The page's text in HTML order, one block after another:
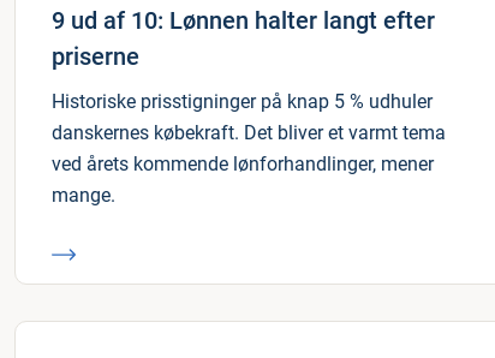
9 ud af 10: Lønnen halter langt efter
priserne
Historiske prisstigninger på knap 5 % udhuler
danskernes købekraft. Det bliver et varmt tema
ved årets kommende lønforhandlinger, mener
mange.